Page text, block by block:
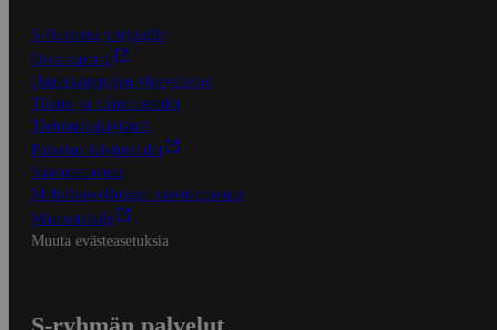
S-Business yrityksille
Oiva-raportit
Osuuskauppojen yhteystiedot
Tilaus- ja toimitusehdot
Tietosuojakäytäntö
Palvelun käyttöehdot
Saavutettavuus
Mobiilisovelluksen saavutettavuus
Mainostajalle
Muuta evästeasetuksia